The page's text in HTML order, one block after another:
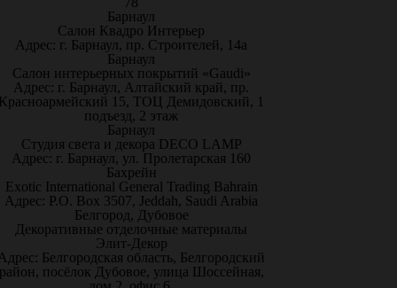
Барнаул
Салон Квадро Интерьер
Адрес: г. Барнаул, пр. Строителей, 14а
Барнаул
Салон интерьерных покрытий «Gaudi»
Адрес: г. Барнаул, Алтайский край, пр.
15, ТОЦ Демидовский, 1
подъезд, 2 этаж
Барнаул
Студия света и декора DECO LAMP
Адрес: г. Барнаул, ул. Пролетарская 160
Бахрейн
Exotic International General Trading Bahrain
Адрес: P.O. Box 3507, Jeddah, Saudi Arabia
Белгород, Дубовое
Декоративные отделочные материалы
Элит-Декор
Белгородская область, Белгородский
посёлок Дубовое, улица Шоссейная,